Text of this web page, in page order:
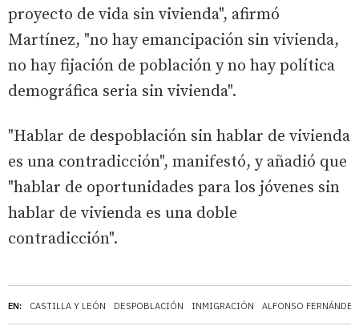
EN: CASTILLA Y LEÓN DESPOBLACIÓN INMIGRACIÓN ALFONSO
proyecto de vida sin vivienda", afirmó
Martínez, "no hay emancipación sin vivienda,
no hay fijación de población y no hay política
demográfica seria sin vivienda".
"Hablar de despoblación sin hablar de vivienda
es una contradicción", manifestó, y añadió que
"hablar de oportunidades para los jóvenes sin
hablar de vivienda es una doble
contradicción".